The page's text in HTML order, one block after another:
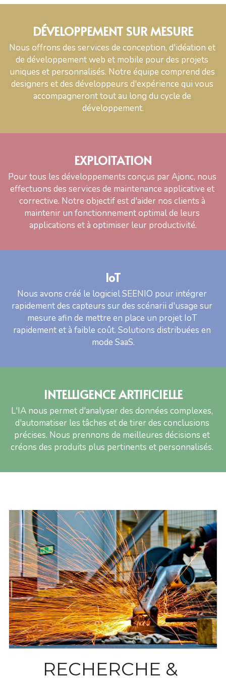
DÉVELOPPEMENT SUR MESURE
Nous offrons des services de conception, d'idéation et
de développement web et mobile pour des projets
uniques et personnalisés. Notre équipe comprend des
designers et des développeurs d'expérience qui vous
accompagneront tout au long du cycle de
développement.
EXPLOITATION
Pour tous les développements conçus par Ajonc, nous
effectuons des services de maintenance applicative et
corrective. Notre objectif est d'aider nos clients à
maintenir un fonctionnement optimal de leurs
applications et à optimiser leur productivité.
IoT
Nous avons créé le logiciel SEENIO pour intégrer
rapidement des capteurs sur des scénarii d'usage sur
mesure afin de mettre en place un projet IoT
rapidement et à faible coût. Solutions distribuées en
mode SaaS.
INTELLIGENCE ARTIFICIELLE
L'IA nous permet d'analyser des données complexes,
d'automatiser les tâches et de tirer des conclusions
précises. Nous prennons de meilleures décisions et
créons des produits plus pertinents et personnalisés.
RECHERCHE &